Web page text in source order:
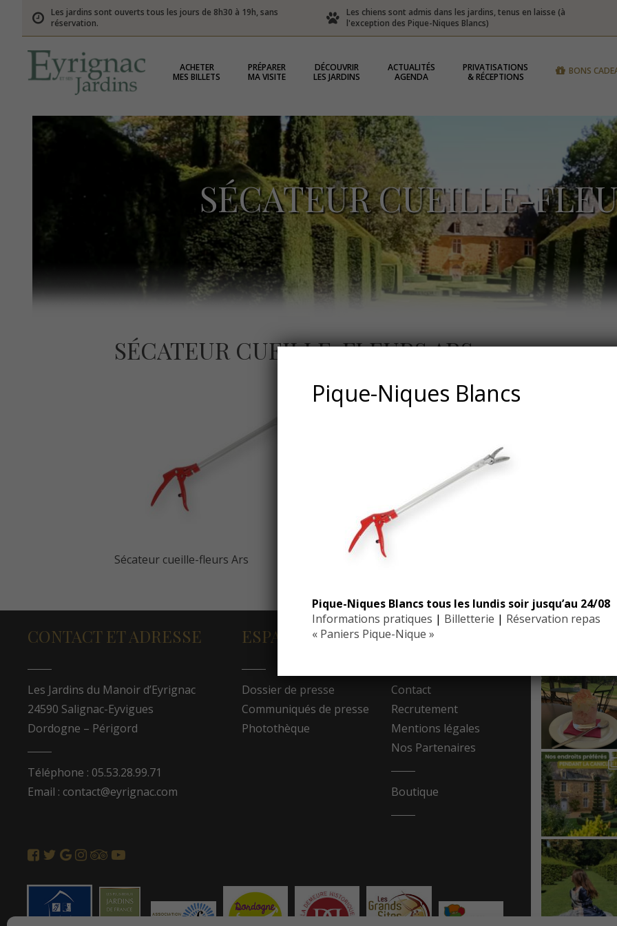
Les jardins sont ouverts tous les jours de 8h30 à 19h, sans
réservation.
Les chiens sont admis dans les jardins, tenus en laisse (à
l'exception des Pique-Niques Blancs)
ACHETER
MES BILLETS
PRÉPARER
MA VISITE
DÉCOUVRIR
LES JARDINS
ACTUALITÉS
AGENDA
PRIVATISATIONS
& RÉCEPTIONS
BONS
SÉCATEUR CUEILLE-
SÉCATEUR CUEILLE-FLEURS ARS
Sécateur cueille-fleurs Ars
CONTACT ET ADRESSE
Les Jardins du Manoir d’Eyrignac
24590 Salignac-Eyvigues
Dordogne – Périgord
Téléphone : 05.53.28.99.71
Email : contact@eyrignac.com
ESPACE PRESSE
Dossier de presse
Communiqués de presse
Photothèque
Contact
Recrutement
Mentions légales
Nos Partenaires
Boutique
Pique-Niques Blancs
Pique-Niques Blancs tous les lundis soir jusqu’au 24/08
Informations pratiques | Billetterie | Réservation repas
« Paniers Pique-Nique »